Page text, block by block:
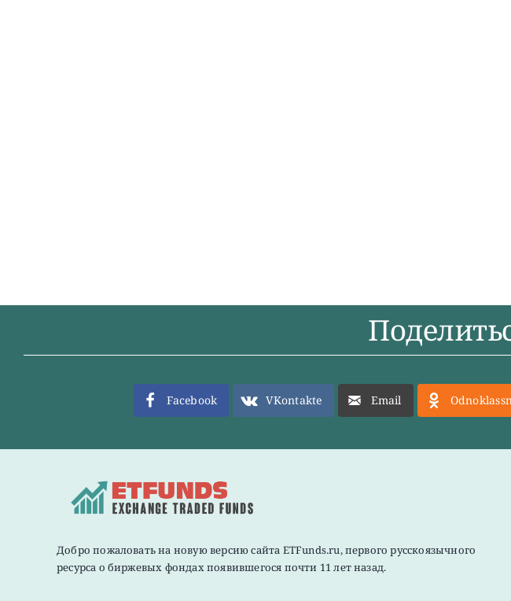
Facebook VKontakte Email
Добро пожаловать на новую версию сайта ETFunds.ru, первого русскоязычного
ресурса о биржевых фондах появившегося почти 11 лет назад.